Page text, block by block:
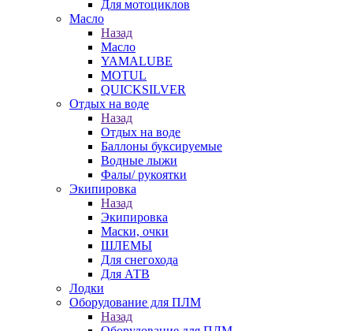
Для мотоциклов
Масло
Назад
Масло
YAMALUBE
MOTUL
QUICKSILVER
Отдых на воде
Назад
Отдых на воде
Баллоны буксируемые
Водные лыжи
Фалы/ рукоятки
Экипировка
Назад
Экипировка
Маски, очки
ШЛЕМЫ
Для снегохода
Для АТВ
Лодки
Оборудование для ПЛМ
Назад